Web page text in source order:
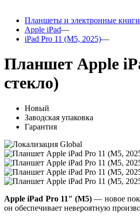
Планшеты и электронные книги
Apple iPad
iPad Pro 11 (M5, 2025)
Планшет Apple
стекло)
Новый
Заводская упаковка
Гарантия
Apple iPad Pro 11″ (M5) — новое
он обеспечивает невероятную